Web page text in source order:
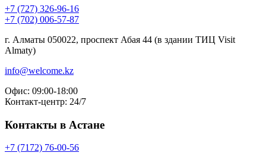
+7 (727) 326-96-16
+7 (702) 006-57-87
г. Алматы 050022, проспект Абая 44 (в здании ТИЦ Visit
Almaty)
info@welcome.kz
Офис: 09:00-18:00
Контакт-центр: 24/7
Контакты в Астане
+7 (7172) 76-00-56